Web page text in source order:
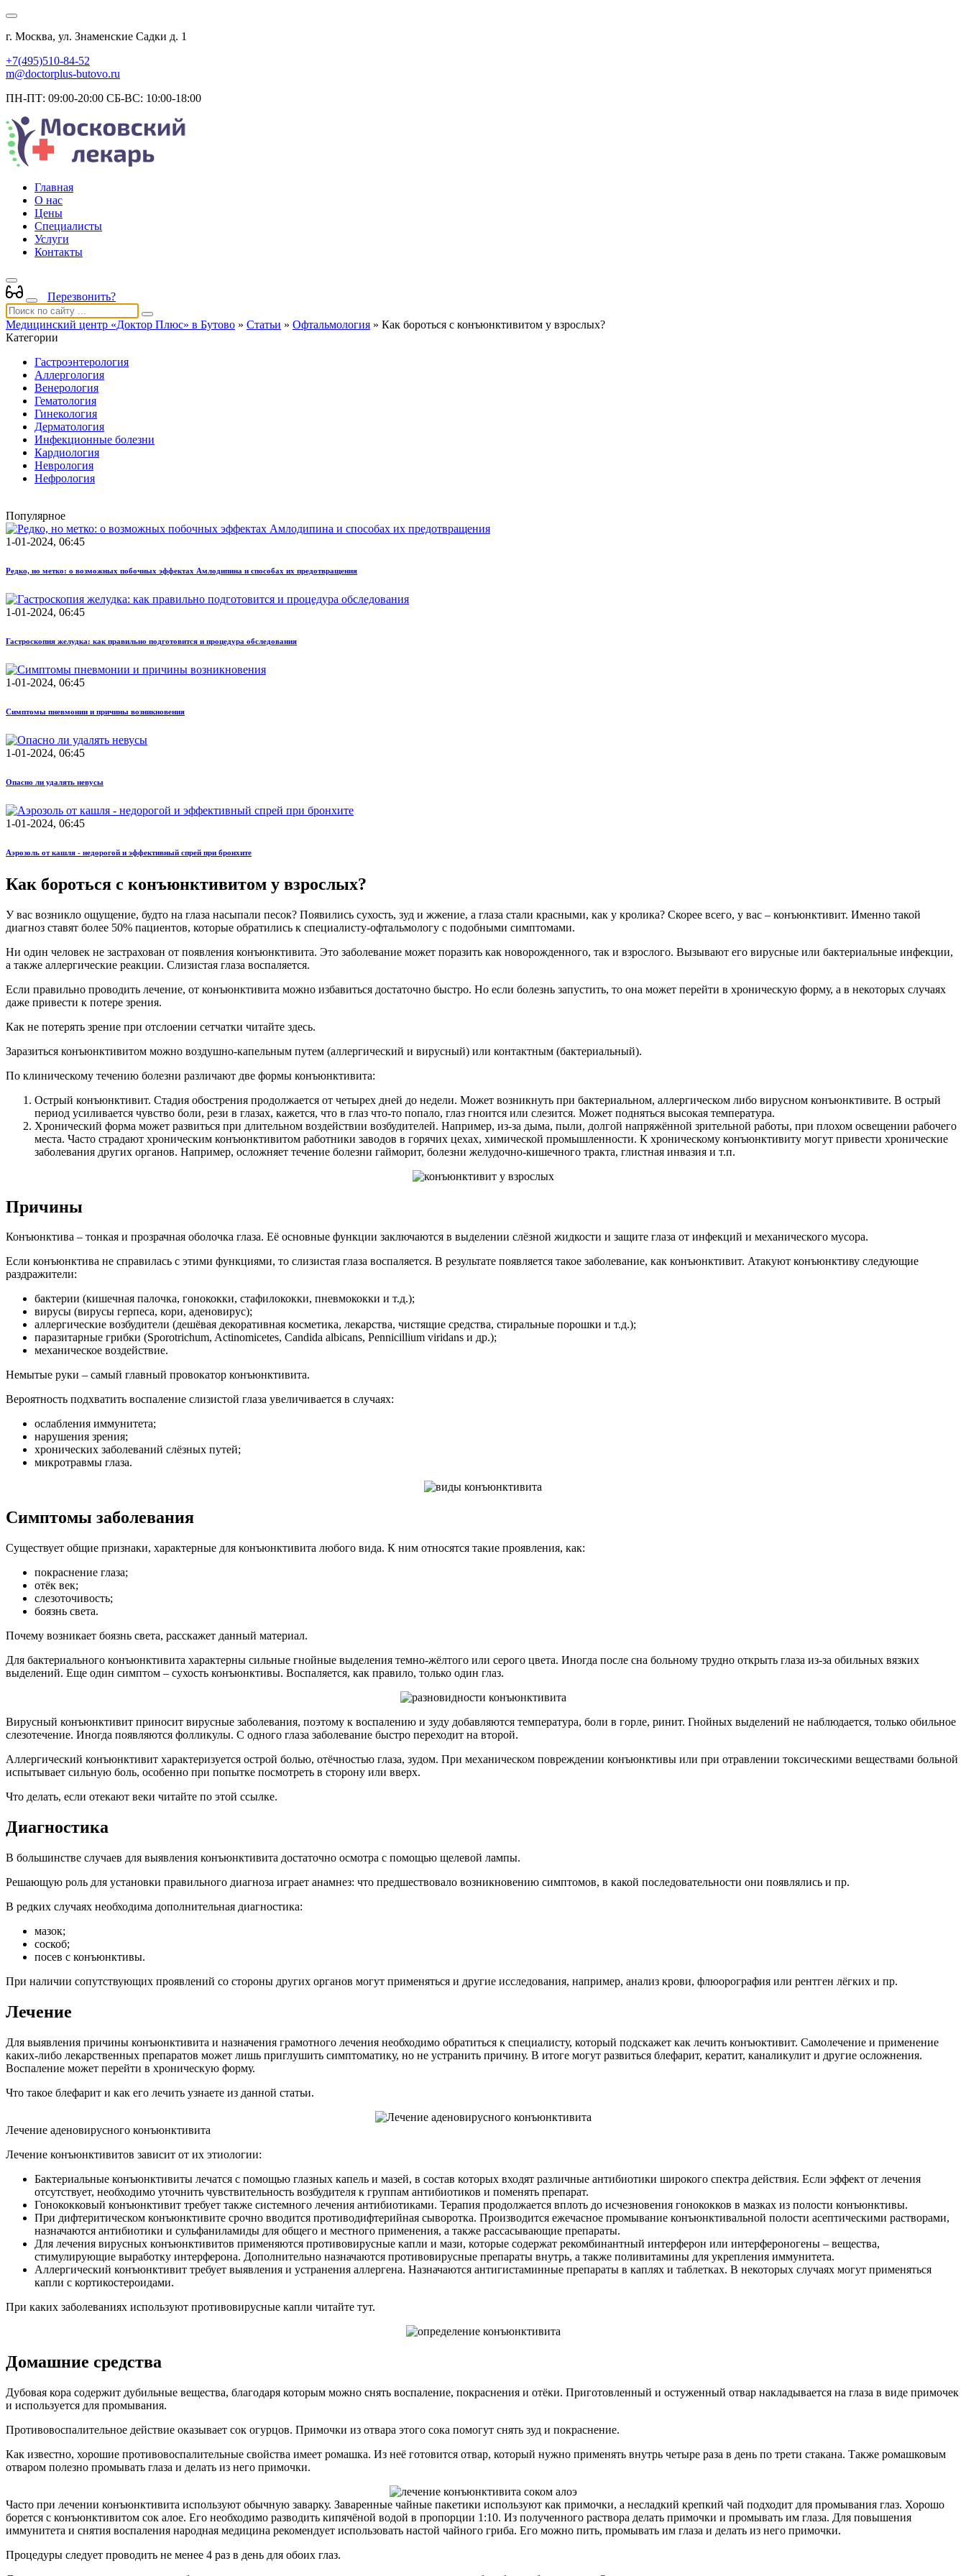
г. Москва, ул. Знаменские Садки д. 1
+7(495)510-84-52
m@doctorplus-butovo.ru
ПН-ПТ: 09:00-20:00 СБ-ВС: 10:00-18:00
Главная
О нас
Цены
Специалисты
Услуги
Контакты
Перезвонить?
Медицинский центр «Доктор Плюс» в Бутово » Статьи » Офтальмология » Как бороться с конъюнктивитом у взрослых?
Категории
Гастроэнтерология
Аллергология
Венерология
Гематология
Гинекология
Дерматология
Инфекционные болезни
Кардиология
Неврология
Нефрология
Популярное
1-01-2024, 06:45
Редко, но метко: о возможных побочных эффектах Амлодипина и способах их предотвращения
1-01-2024, 06:45
Гастроскопия желудка: как правильно подготовится и процедура обследования
1-01-2024, 06:45
Симптомы пневмонии и причины возникновения
1-01-2024, 06:45
Опасно ли удалять невусы
1-01-2024, 06:45
Аэрозоль от кашля - недорогой и эффективный спрей при бронхите
Как бороться с конъюнктивитом у взрослых?
У вас возникло ощущение, будто на глаза насыпали песок? Появились сухость, зуд и жжение, а глаза стали красными, как у кролика? Скорее всего, у вас – конъюнктивит. Именно такой
диагноз ставят более 50% пациентов, которые обратились к специалисту-офтальмологу с подобными симптомами.
Ни один человек не застрахован от появления конъюнктивита. Это заболевание может поразить как новорожденного, так и взрослого. Вызывают его вирусные или бактериальные инфекции,
а также аллергические реакции. Слизистая глаза воспаляется.
Если правильно проводить лечение, от конъюнктивита можно избавиться достаточно быстро. Но если болезнь запустить, то она может перейти в хроническую форму, а в некоторых случаях
даже привести к потере зрения.
Как не потерять зрение при отслоении сетчатки читайте здесь.
Заразиться конъюнктивитом можно воздушно-капельным путем (аллергический и вирусный) или контактным (бактериальный).
По клиническому течению болезни различают две формы конъюнктивита:
Острый конъюнктивит. Стадия обострения продолжается от четырех дней до недели. Может возникнуть при бактериальном, аллергическом либо вирусном конъюнктивите. В острый
период усиливается чувство боли, рези в глазах, кажется, что в глаз что-то попало, глаз гноится или слезится. Может подняться высокая температура.
Хронический форма может развиться при длительном воздействии возбудителей. Например, из-за дыма, пыли, долгой напряжённой зрительной работы, при плохом освещении рабочего
места. Часто страдают хроническим конъюнктивитом работники заводов в горячих цехах, химической промышленности. К хроническому конъюнктивиту могут привести хронические
заболевания других органов. Например, осложняет течение болезни гайморит, болезни желудочно-кишечного тракта, глистная инвазия и т.п.
Причины
Конъюнктива – тонкая и прозрачная оболочка глаза. Её основные функции заключаются в выделении слёзной жидкости и защите глаза от инфекций и механического мусора.
Если конъюнктива не справилась с этими функциями, то слизистая глаза воспаляется. В результате появляется такое заболевание, как конъюнктивит. Атакуют конъюнктиву следующие
раздражители:
бактерии (кишечная палочка, гонококки, стафилококки, пневмококки и т.д.);
вирусы (вирусы герпеса, кори, аденовирус);
аллергические возбудители (дешёвая декоративная косметика, лекарства, чистящие средства, стиральные порошки и т.д.);
паразитарные грибки (Sporotrichum, Actinomicetes, Candida albicans, Pennicillium viridans и др.);
механическое воздействие.
Немытые руки – самый главный провокатор конъюнктивита.
Вероятность подхватить воспаление слизистой глаза увеличивается в случаях:
ослабления иммунитета;
нарушения зрения;
хронических заболеваний слёзных путей;
микротравмы глаза.
Симптомы заболевания
Существует общие признаки, характерные для конъюнктивита любого вида. К ним относятся такие проявления, как:
покраснение глаза;
отёк век;
слезоточивость;
боязнь света.
Почему возникает боязнь света, расскажет данный материал.
Для бактериального конъюнктивита характерны сильные гнойные выделения темно-жёлтого или серого цвета. Иногда после сна больному трудно открыть глаза из-за обильных вязких
выделений. Еще один симптом – сухость конъюнктивы. Воспаляется, как правило, только один глаз.
Вирусный конъюнктивит приносит вирусные заболевания, поэтому к воспалению и зуду добавляются температура, боли в горле, ринит. Гнойных выделений не наблюдается, только обильное
слезотечение. Иногда появляются фолликулы. С одного глаза заболевание быстро переходит на второй.
Аллергический конъюнктивит характеризуется острой болью, отёчностью глаза, зудом. При механическом повреждении конъюнктивы или при отравлении токсическими веществами больной
испытывает сильную боль, особенно при попытке посмотреть в сторону или вверх.
Что делать, если отекают веки читайте по этой ссылке.
Диагностика
В большинстве случаев для выявления конъюнктивита достаточно осмотра с помощью щелевой лампы.
Решающую роль для установки правильного диагноза играет анамнез: что предшествовало возникновению симптомов, в какой последовательности они появлялись и пр.
В редких случаях необходима дополнительная диагностика:
мазок;
соскоб;
посев с конъюнктивы.
При наличии сопутствующих проявлений со стороны других органов могут применяться и другие исследования, например, анализ крови, флюорография или рентген лёгких и пр.
Лечение
Для выявления причины конъюнктивита и назначения грамотного лечения необходимо обратиться к специалисту, который подскажет как лечить конъюктивит. Самолечение и применение
каких-либо лекарственных препаратов может лишь приглушить симптоматику, но не устранить причину. В итоге могут развиться блефарит, кератит, каналикулит и другие осложнения.
Воспаление может перейти в хроническую форму.
Что такое блефарит и как его лечить узнаете из данной статьи.
Лечение аденовирусного конъюнктивита
Лечение конъюнктивитов зависит от их этиологии:
Бактериальные конъюнктивиты лечатся с помощью глазных капель и мазей, в состав которых входят различные антибиотики широкого спектра действия. Если эффект от лечения
отсутствует, необходимо уточнить чувствительность возбудителя к группам антибиотиков и поменять препарат.
Гонококковый конъюнктивит требует также системного лечения антибиотиками. Терапия продолжается вплоть до исчезновения гонококков в мазках из полости конъюнктивы.
При дифтеритическом конъюнктивите срочно вводится противодифтерийная сыворотка. Производится ежечасное промывание конъюнктивальной полости асептическими растворами,
назначаются антибиотики и сульфаниламиды для общего и местного применения, а также рассасывающие препараты.
Для лечения вирусных конъюнктивитов применяются противовирусные капли и мази, которые содержат рекомбинантный интерферон или интерфероногены – вещества,
стимулирующие выработку интерферона. Дополнительно назначаются противовирусные препараты внутрь, а также поливитамины для укрепления иммунитета.
Аллергический конъюнктивит требует выявления и устранения аллергена. Назначаются антигистаминные препараты в каплях и таблетках. В некоторых случаях могут применяться
капли с кортикостероидами.
При каких заболеваниях используют противовирусные капли читайте тут.
Домашние средства
Дубовая кора содержит дубильные вещества, благодаря которым можно снять воспаление, покраснения и отёки. Приготовленный и остуженный отвар накладывается на глаза в виде примочек
и используется для промывания.
Противовоспалительное действие оказывает сок огурцов. Примочки из отвара этого сока помогут снять зуд и покраснение.
Как известно, хорошие противовоспалительные свойства имеет ромашка. Из неё готовится отвар, который нужно применять внутрь четыре раза в день по трети стакана. Также ромашковым
отваром полезно промывать глаза и делать из него примочки.
Часто при лечении конъюнктивита используют обычную заварку. Заваренные чайные пакетики используют как примочки, а несладкий крепкий чай подходит для промывания глаз. Хорошо
борется с конъюнктивитом сок алое. Его необходимо разводить кипячёной водой в пропорции 1:10. Из полученного раствора делать примочки и промывать им глаза. Для повышения
иммунитета и снятия воспаления народная медицина рекомендует использовать настой чайного гриба. Его можно пить, промывать им глаза и делать из него примочки.
Процедуры следует проводить не менее 4 раз в день для обоих глаз.